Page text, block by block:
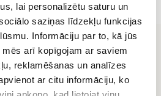
lai personalizētu saturu un
saziņas līdzekļu funkcijas
Informāciju par to, kā jūs
arī kopīgojam ar saviem
reklamēšanas un analīzes
ar citu informāciju, ko